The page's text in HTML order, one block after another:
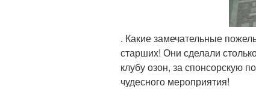
. Какие замечательные
старших! Они сделали
клубу озон, за спонсорскую
чудесного мероприятия!